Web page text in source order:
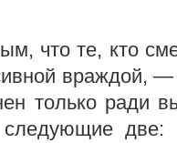
что те, кто
враждой,
только ради
следующие